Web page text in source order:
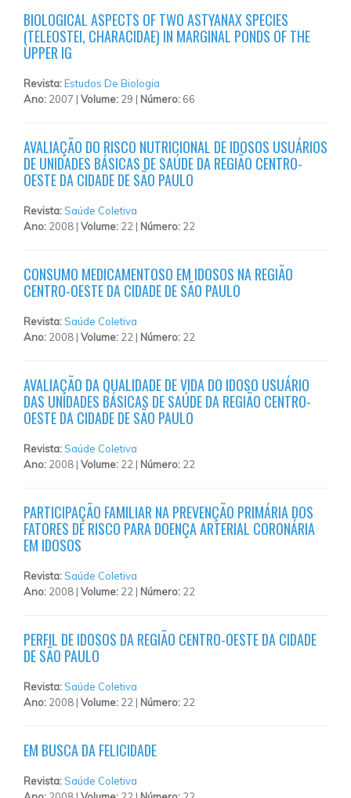
BIOLOGICAL ASPECTS OF TWO ASTYANAX SPECIES
(TELEOSTEI, CHARACIDAE) IN MARGINAL PONDS OF THE
UPPER IG
Revista:Estudos De Biologia
Ano: 2007 | Volume: 29 | Número: 66
AVALIAÇÃO DO RISCO NUTRICIONAL DE IDOSOS USUÁRIOS
DE UNIDADES BÁSICAS DE SAÚDE DA REGIÃO CENTRO-
OESTE DA CIDADE DE SÃO PAULO
Revista:Saúde Coletiva
Ano: 2008 | Volume: 22 | Número: 22
CONSUMO MEDICAMENTOSO EM IDOSOS NA REGIÃO
CENTRO-OESTE DA CIDADE DE SÃO PAULO
Revista:Saúde Coletiva
Ano: 2008 | Volume: 22 | Número: 22
AVALIAÇÃO DA QUALIDADE DE VIDA DO IDOSO USUÁRIO
DAS UNIDADES BÁSICAS DE SAÚDE DA REGIÃO CENTRO-
OESTE DA CIDADE DE SÃO PAULO
Revista:Saúde Coletiva
Ano: 2008 | Volume: 22 | Número: 22
PARTICIPAÇÃO FAMILIAR NA PREVENÇÃO PRIMÁRIA DOS
FATORES DE RISCO PARA DOENÇA ARTERIAL CORONÁRIA
EM IDOSOS
Revista:Saúde Coletiva
Ano: 2008 | Volume: 22 | Número: 22
PERFIL DE IDOSOS DA REGIÃO CENTRO-OESTE DA CIDADE
DE SÃO PAULO
Revista:Saúde Coletiva
Ano: 2008 | Volume: 22 | Número: 22
EM BUSCA DA FELICIDADE
Revista:Saúde Coletiva